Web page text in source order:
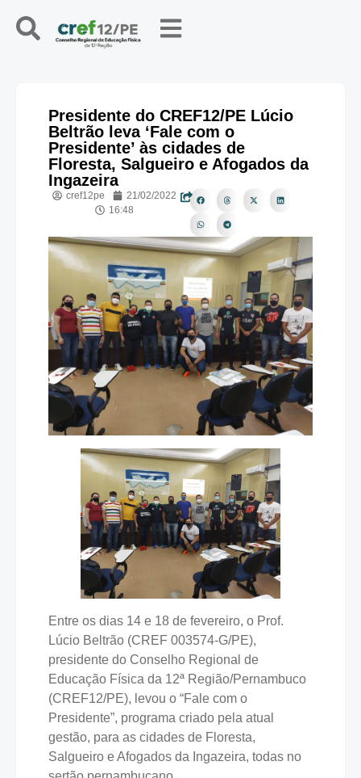
Presidente do CREF12/PE Lúcio
Beltrão leva ‘Fale com o
Presidente’ às cidades de
Floresta, Salgueiro e Afogados da
Ingazeira
cref12pe
21/02/2022
16:48
Entre os dias 14 e 18 de fevereiro, o Prof.
Lúcio Beltrão (CREF 003574-G/PE),
presidente do Conselho Regional de
Educação Física da 12ª Região/Pernambuco
(CREF12/PE), levou o “Fale com o
Presidente”, programa criado pela atual
gestão, para as cidades de Floresta,
Salgueiro e Afogados da Ingazeira, todas no